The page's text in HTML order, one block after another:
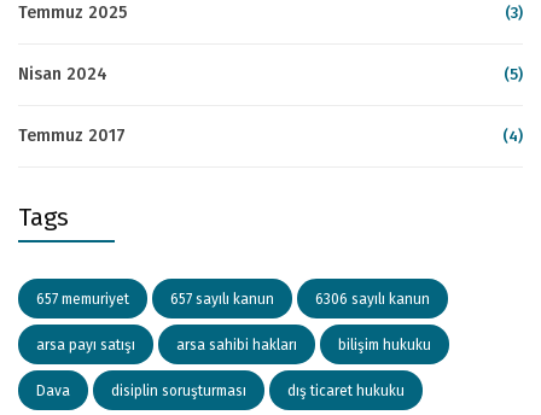
Temmuz 2025 (3)
Nisan 2024 (5)
Temmuz 2017 (4)
Tags
657 memuriyet 657 sayılı kanun 6306 sayılı kanun
arsa payı satışı arsa sahibi hakları bilişim hukuku
Dava disiplin soruşturması dış ticaret hukuku